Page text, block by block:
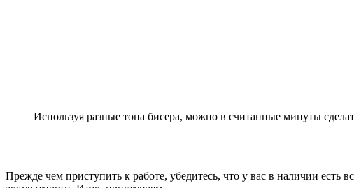
Используя разные тона бисера, можно в считанные минуты
Прежде чем приступить к работе, убедитесь, что у вас в наличии есть